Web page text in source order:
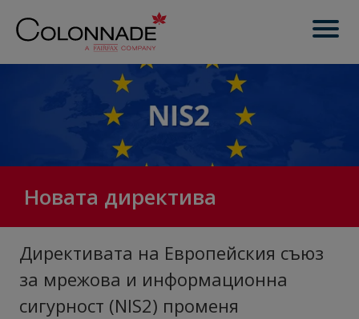
Новата директива
Директивата на Европейския съюз
за мрежова и информационна
сигурност (NIS2) променя